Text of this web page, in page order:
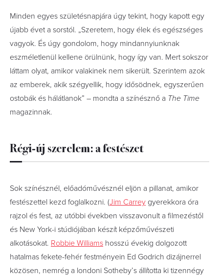
Minden egyes születésnapjára úgy tekint, hogy kapott egy
újabb évet a sorstól. „Szeretem, hogy élek és egészséges
vagyok. És úgy gondolom, hogy mindannyiunknak
eszméletlenül kellene örülnünk, hogy így van. Mert sokszor
láttam olyat, amikor valakinek nem sikerült. Szerintem azok
az emberek, akik szégyellik, hogy idősödnek, egyszerűen
ostobák és hálátlanok” – mondta a színésznő a The Time
magazinnak.
Régi-új szerelem: a festészet
Sok színésznél, előadóművésznél eljön a pillanat, amikor
festészettel kezd foglalkozni. (Jim Carrey gyerekkora óra
rajzol és fest, az utóbbi években visszavonult a filmezéstől
és New York-i stúdiójában készít képzőművészeti
alkotásokat. Robbie Williams hosszú évekig dolgozott
hatalmas fekete-fehér festményein Ed Godrich dizájnerrel
közösen, nemrég a londoni Sotheby’s állította ki tizennégy